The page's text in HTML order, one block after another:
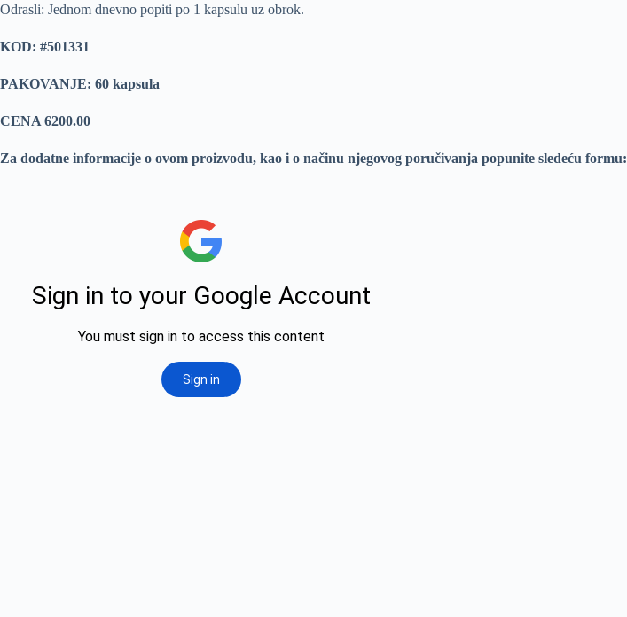
Odrasli: Jednom dnevno popiti po 1 kapsulu uz obrok.
KOD: #501331
PAKOVANJE: 60 kapsula
CENA 6200.00
Za dodatne informacije o ovom proizvodu, kao i o načinu njegovog poručivanja popunite sledeću formu: